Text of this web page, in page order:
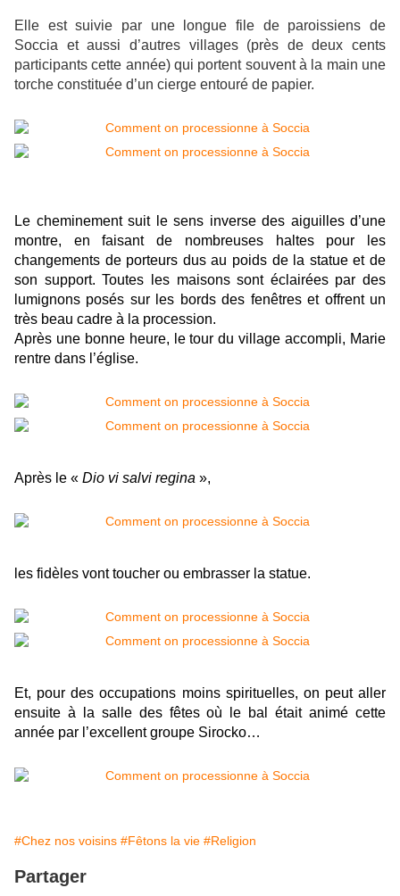
Elle est suivie par une longue file de paroissiens de
Soccia et aussi d’autres villages (près de deux cents
participants cette année) qui portent souvent à la main une
torche constituée d’un cierge entouré de papier.
Le cheminement suit le sens inverse des aiguilles d’une
montre, en faisant de nombreuses haltes pour les
changements de porteurs dus au poids de la statue et de
son support. Toutes les maisons sont éclairées par des
lumignons posés sur les bords des fenêtres et offrent un
très beau cadre à la procession.
Après une bonne heure, le tour du village accompli, Marie
rentre dans l’église.
Après le « Dio vi salvi regina »,
les fidèles vont toucher ou embrasser la statue.
Et, pour des occupations moins spirituelles, on peut aller
ensuite à la salle des fêtes où le bal était animé cette
année par l’excellent groupe Sirocko…
#Chez nos voisins #Fêtons la vie #Religion
Partager